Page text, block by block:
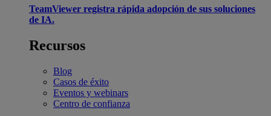
TeamViewer registra rápida adopción de sus soluciones
de IA.
Recursos
Blog
Casos de éxito
Eventos y webinars
Centro de confianza